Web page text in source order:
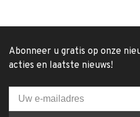
Abonneer u gratis op onze
acties en laatste nieuws!